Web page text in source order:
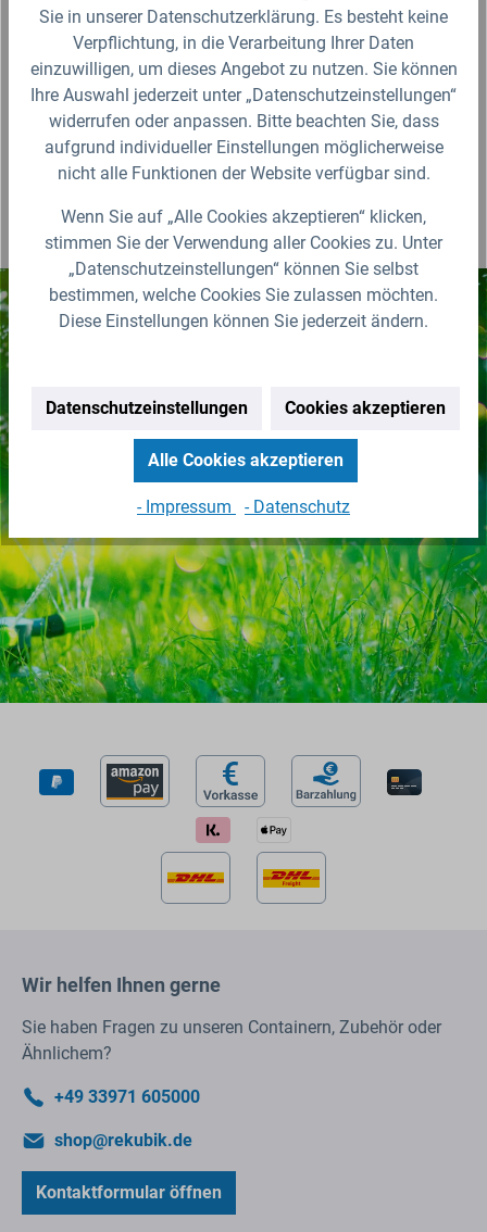
Für die Darstellung des Artikelbildes verwenden wir eine zufällig
gewählte Artikelgröße als Beispielabbildung. Die Abbildungen,
technischen Daten, Maßangaben in Millimeter, Gewichtsangaben in
Gramm und Ausführungen sind somit unverbindlich. Die eigentliche
Definition und der Verwendungszweck des Artikels sowie die Nutzmaße
sind ausschließlich der Darstellungsunterstützung von uns
bereitgestellt. Wir behalten uns jederzeit Änderungen ohne Ankündigung
Nichts mehr verpassen!
Neuigkeiten zu IBC Containern &
Zubehör.
Zur Newsletter Anmeldung
Wir helfen Ihnen gerne
Sie haben Fragen zu unseren Containern, Zubehör oder
Ähnlichem?
+49 33971 605000
shop@rekubik.de
Kontaktformular öffnen
Sie in unserer Datenschutzerklärung. Es besteht keine
Verpflichtung, in die Verarbeitung Ihrer Daten
einzuwilligen, um dieses Angebot zu nutzen. Sie können
Ihre Auswahl jederzeit unter „Datenschutzeinstellungen“
widerrufen oder anpassen. Bitte beachten Sie, dass
aufgrund individueller Einstellungen möglicherweise
nicht alle Funktionen der Website verfügbar sind.
Wenn Sie auf „Alle Cookies akzeptieren“ klicken,
stimmen Sie der Verwendung aller Cookies zu. Unter
„Datenschutzeinstellungen“ können Sie selbst
bestimmen, welche Cookies Sie zulassen möchten.
Diese Einstellungen können Sie jederzeit ändern.
Datenschutzeinstellungen Cookies akzeptieren
Alle Cookies akzeptieren
- Impressum - Datenschutz